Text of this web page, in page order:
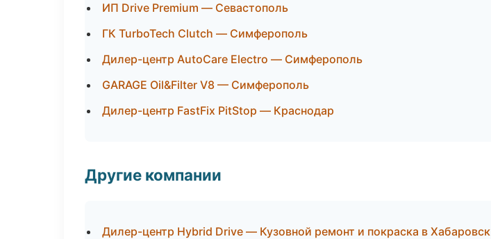
ИП Drive Premium — Севастополь
ГК TurboTech Clutch — Симферополь
Дилер-центр AutoCare Electro — Симферополь
GARAGE Oil&Filter V8 — Симферополь
Дилер-центр FastFix PitStop — Краснодар
Другие компании
Дилер-центр Hybrid Drive — Кузовной ремонт и покраска в Хабаровск